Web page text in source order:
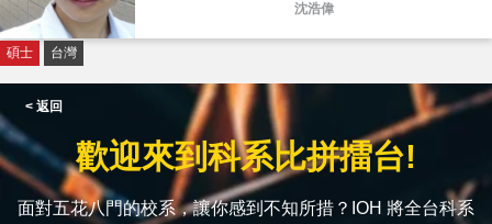
沈浩偉
碩士 台灣
< 返回
歡迎來到科系比拼擂台!
面對五花八門的校系，讓你感到不知所措？IOH 將全台科系